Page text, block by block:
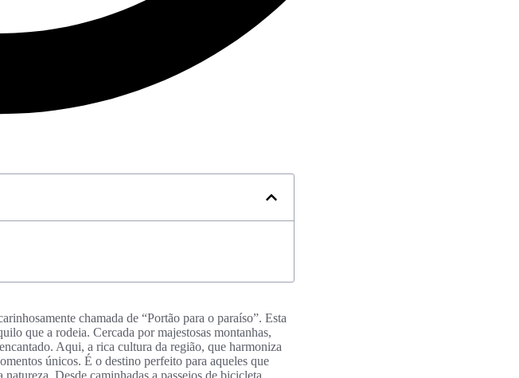
chamada de “Portão para o paraíso”. Esta
que a rodeia. Cercada por majestosas montanhas,
Aqui, a rica cultura da região, que harmoniza
únicos. É o destino perfeito para aqueles que